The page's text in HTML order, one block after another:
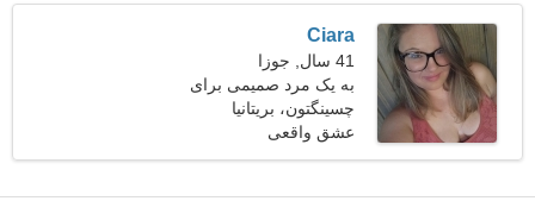
Ciara
41 سال, جوزا
به یک مرد صمیمی برای
اسکی با هم نیاز دارم
چسینگتون، بریتانیا
عشق واقعی